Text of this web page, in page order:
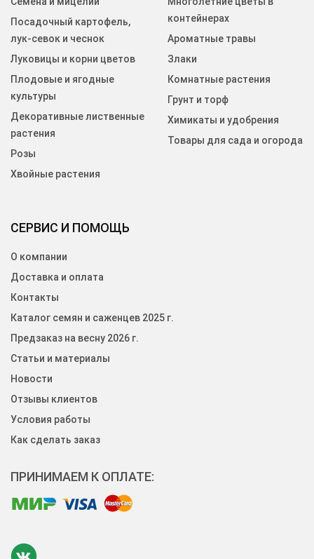
СЕРВИС И ПОМОЩЬ
О компании
Доставка и оплата
Контакты
Каталог семян и саженцев 2025 г.
Предзаказ на весну 2026 г.
Статьи и материалы
Новости
Отзывы клиентов
Условия работы
Как сделать заказ
Посадочный картофель,
лук-севок и чеснок
Луковицы и корни цветов
Плодовые и ягодные
культуры
Декоративные лиственные
растения
Розы
Хвойные растения
контейнерах
Ароматные травы
Злаки
Комнатные растения
Грунт и торф
Химикаты и удобрения
Товары для сада и огорода
ПРИНИМАЕМ К ОПЛАТЕ: